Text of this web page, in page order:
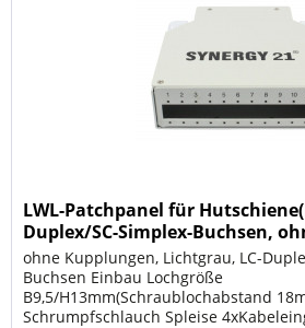
LWL-Patchpanel für
Duplex/SC-Simplex-Buchsen,
Lichtgrau, Syn
ohne Kupplungen, Lichtgrau, LC-
Buchsen Einbau Lochgröße
B9,5/H13mm(Schraublochabstand
Schrumpfschlauch Spleise